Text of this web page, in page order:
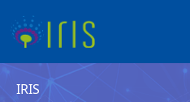
IRIS